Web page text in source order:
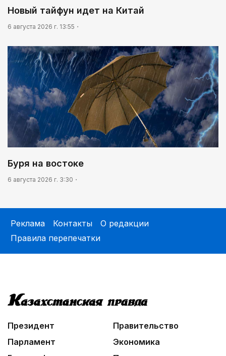
Новый тайфун идет на Китай
6 августа 2026 г. 13:55
Буря на востоке
6 августа 2026 г. 3:30
Реклама Контакты
О редакции
Правила перепечатки
Президент
Правительство
Парламент
Экономика